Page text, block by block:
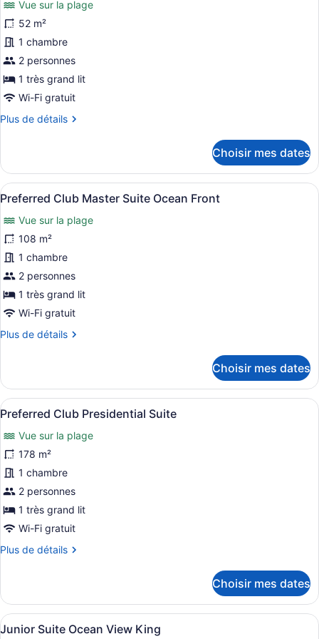
pour
ce
type
de
chambre :
Junior
Suite
Ocean
King
Vue sur la plage
52 m²
1 chambre
2 personnes
1 très grand lit
Wi-Fi gratuit
Plus de détails
Plus
Junior
Suite
Ocean
King
Choisir mes dates
Afficher
toutes
les
photos
pour
ce
type
de
chambre :
Preferred
Suite
Ocean
Front
Preferred Club Master Suite
10
Preferred Club Master Suite Ocean Front
Vue sur la plage
108 m²
1 chambre
2 personnes
1 très grand lit
Wi-Fi gratuit
Plus de détails
Plus
Preferred
Club
Master
Ocean
Front
Choisir mes dates
Afficher
toutes
les
photos
pour
ce
type
de
chambre :
Preferred
Suite
11
Preferred Club Presidential Suite
Vue sur la plage
178 m²
1 chambre
2 personnes
1 très grand lit
Wi-Fi gratuit
Plus de détails
Plus
Preferred
Club
Presidential
Choisir mes dates
Afficher
1 chambre, articles de minibar
5
Junior Suite Ocean View King